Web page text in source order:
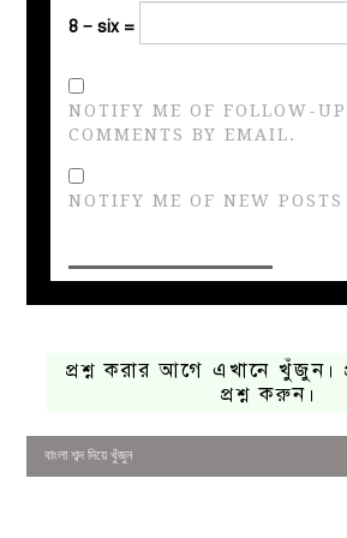
8 − six =
NOTIFY ME OF FOLLOW-UP
COMMENTS BY EMAIL.
NOTIFY ME OF NEW
প্রশ্ন করার আগে এখানে খুঁজুন।
প্রশ্ন করুন।